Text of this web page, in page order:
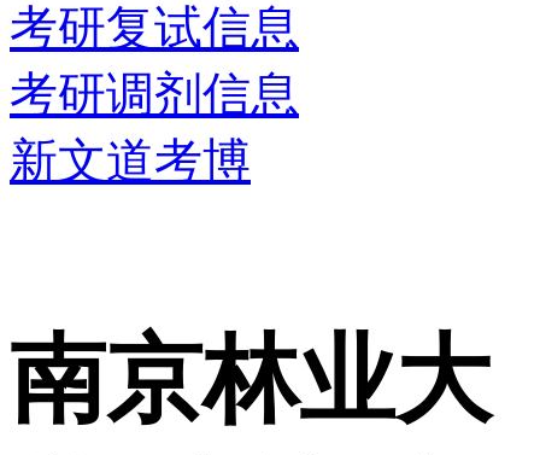
考研复试信息
考研调剂信息
新文道考博
南京林业大